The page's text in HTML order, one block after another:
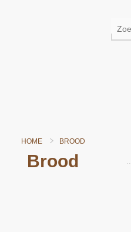
HOME BROOD
Brood